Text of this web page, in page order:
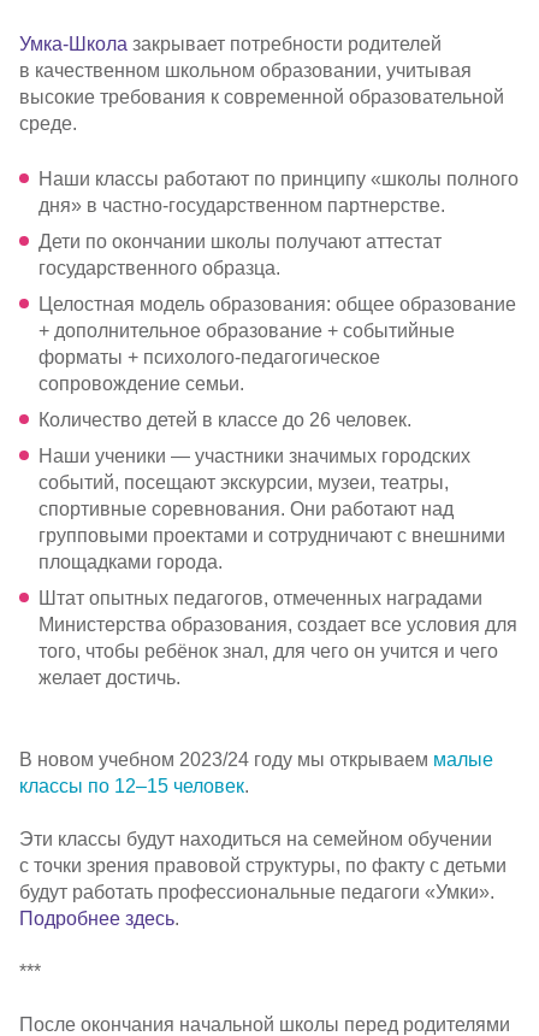
Умка-Школа закрывает потребности родителей
в качественном школьном образовании, учитывая
высокие требования к современной образовательной
среде.
Наши классы работают по принципу «школы полного
дня» в частно-государственном партнерстве.
Дети по окончании школы получают аттестат
государственного образца.
Целостная модель образования: общее образование
+ дополнительное образование + событийные
форматы + психолого-педагогическое
сопровождение семьи.
Количество детей в классе до 26 человек.
Наши ученики — участники значимых городских
событий, посещают экскурсии, музеи, театры,
спортивные соревнования. Они работают над
групповыми проектами и сотрудничают с внешними
площадками города.
Штат опытных педагогов, отмеченных наградами
Министерства образования, создает все условия для
того, чтобы ребёнок знал, для чего он учится и чего
желает достичь.
В новом учебном 2023/24 году мы открываем малые
классы по 12–15 человек.
Эти классы будут находиться на семейном обучении
с точки зрения правовой структуры, по факту с детьми
будут работать профессиональные педагоги «Умки».
Подробнее здесь.
***
После окончания начальной школы перед родителями